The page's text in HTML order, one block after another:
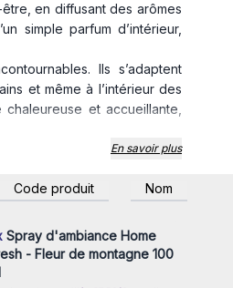
en diffusant des arômes
simple parfum d’intérieur,
Ils s’adaptent
et même à l’intérieur des
et accueillante,
d’air frais, nous sommes
en proposant des sprays
! 🌍🌸
En savoir plus
Code produit Nom
Connectez-vous ou inscrivez-
vous pour accéder aux prix de
gros
Spray d'ambiance Home
- Fleur de montagne 100